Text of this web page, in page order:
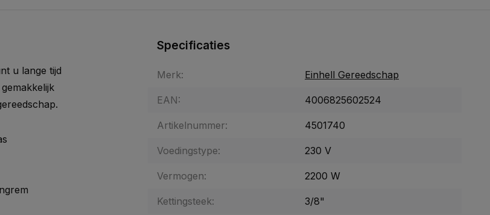
u lange tijd
Specificaties
Merk: Einhell Gereedschap
EAN: 4006825602524
Artikelnummer: 4501740
Voedingstype: 230 V
Vermogen: 2200 W
Kettingsteek: 3/8"